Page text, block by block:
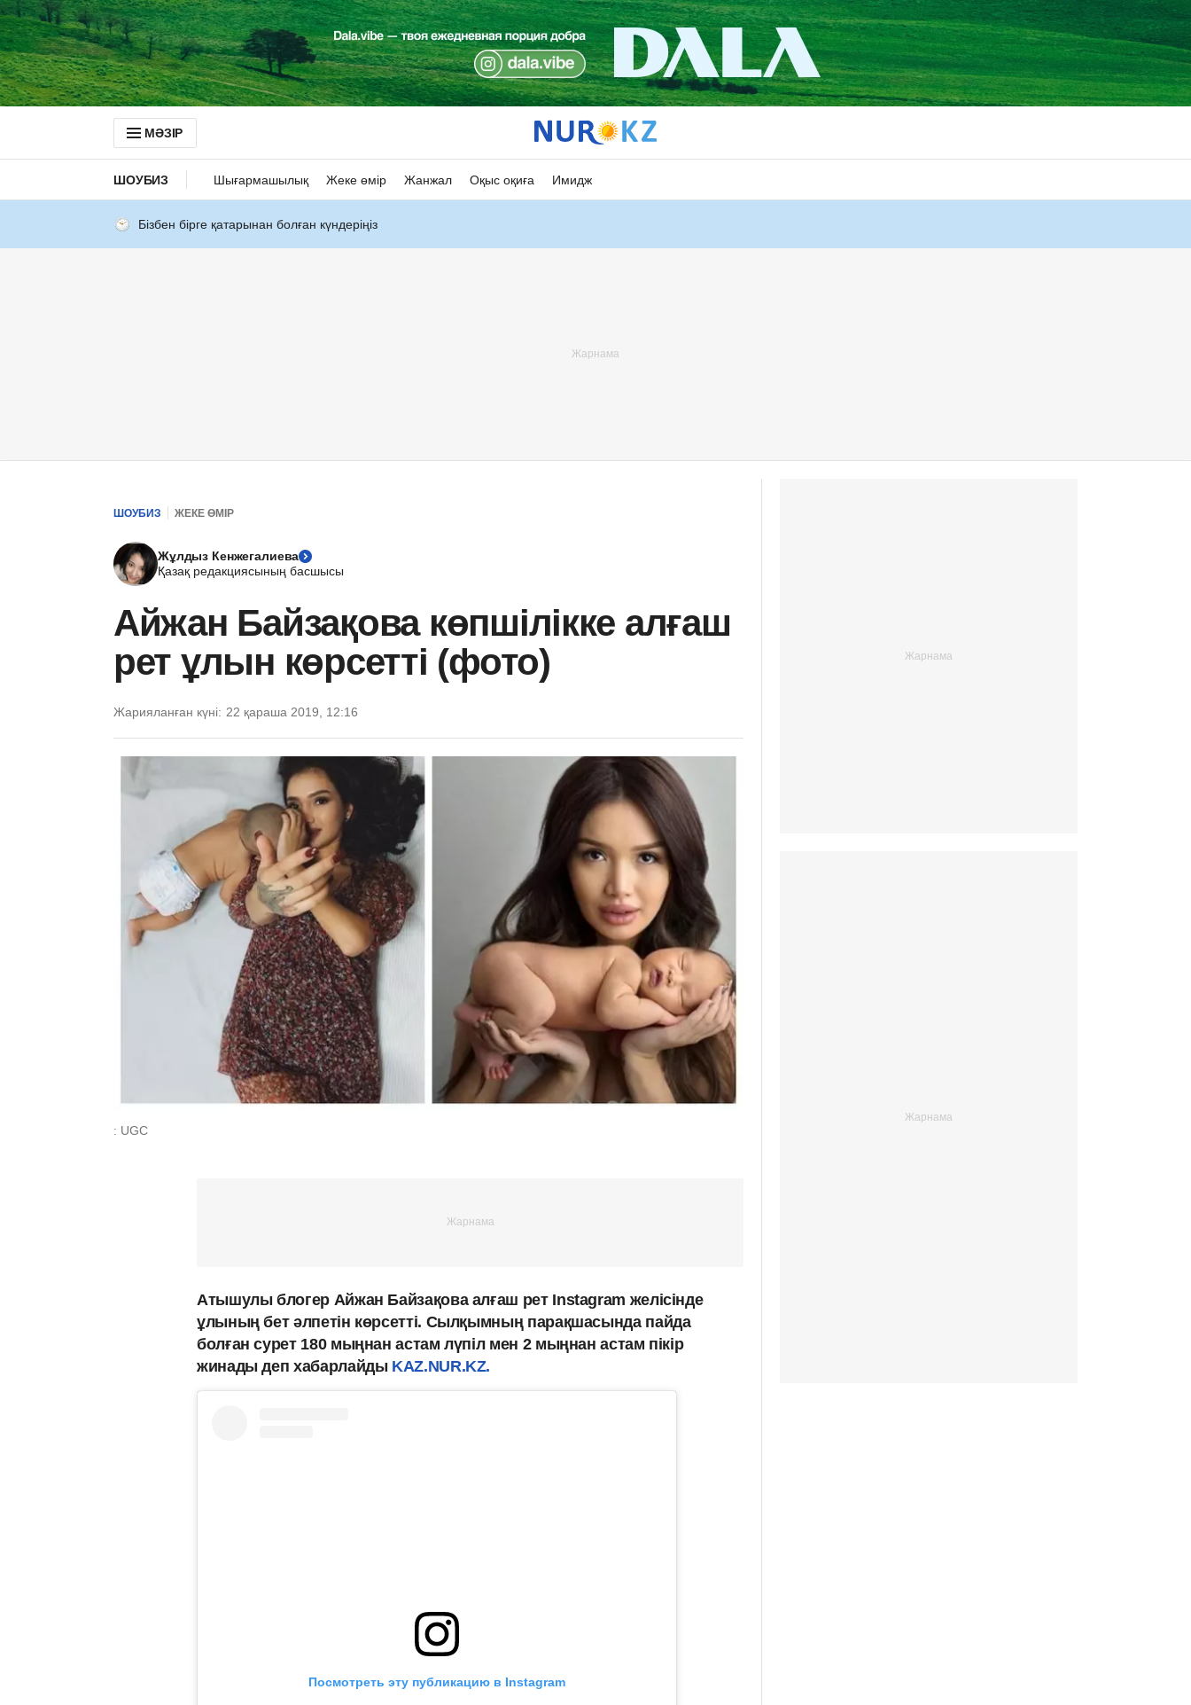
МӘЗІР
ШОУБИЗ Шығармашылық Жеке өмір Жанжал Оқыс оқиға Имидж
Бізбен бірге қатарынан болған күндеріңіз
ШОУБИЗ ЖЕКЕ ӨМІР
Жұлдыз Кенжегалиева
Қазақ редакциясының басшысы
Айжан Байзақова көпшілікке алғаш
рет ұлын көрсетті (фото)
Жарияланған күні: 22 қараша 2019, 12:16
: UGC
Атышулы блогер Айжан Байзақова алғаш рет Instagram желісінде
ұлының бет әлпетін көрсетті. Сылқымның парақшасында пайда
болған сурет 180 мыңнан астам лүпіл мен 2 мыңнан астам пікір
жинады деп хабарлайдыKAZ.NUR.KZ.
Посмотреть эту публикацию в Instagram